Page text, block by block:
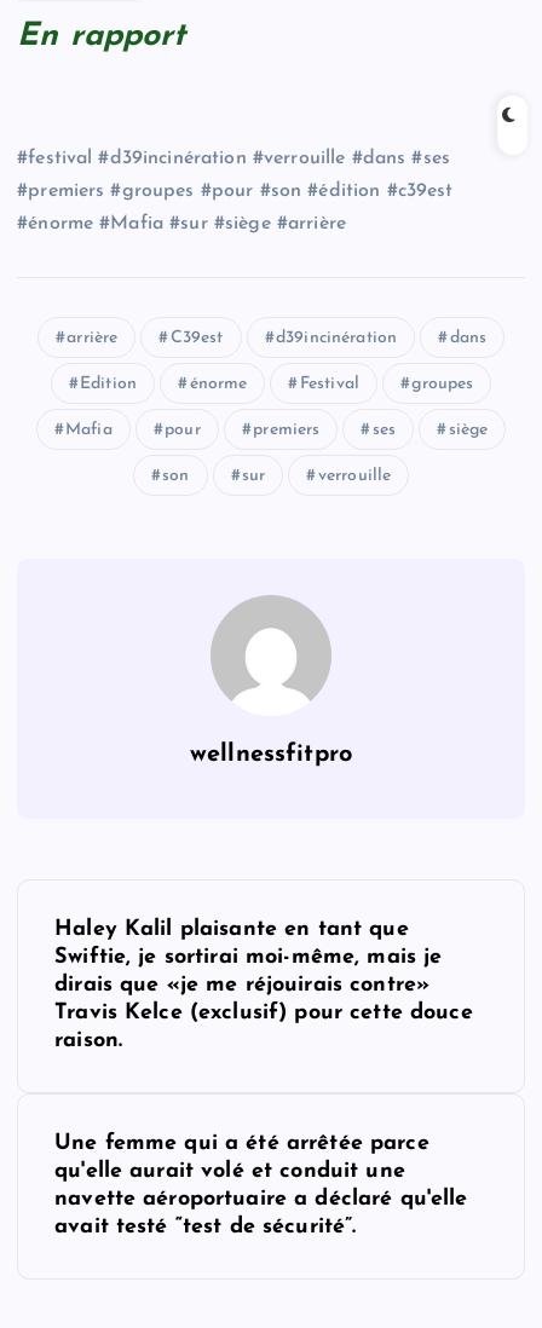
En rapport
#festival #d39incinération #verrouille #dans #ses
#premiers #groupes #pour #son #édition #c39est
#énorme #Mafia #sur #siège #arrière
arrière C39est d39incinération dans
Edition énorme Festival groupes
Mafia pour premiers ses siège
son sur verrouille
wellnessfitpro
Haley Kalil plaisante en tant que
Swiftie, je sortirai moi-même, mais je
dirais que «je me réjouirais contre»
Travis Kelce (exclusif) pour cette douce
raison.
Une femme qui a été arrêtée parce
qu'elle aurait volé et conduit une
navette aéroportuaire a déclaré qu'elle
avait testé “test de sécurité”.